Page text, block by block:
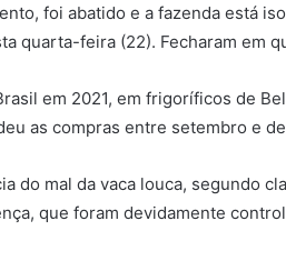
foi abatido e a fazenda está
feira (22). Fecharam em
em 2021, em frigoríficos de
as compras entre setembro e
mal da vaca louca, segundo
que foram devidamente